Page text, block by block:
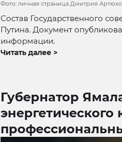
Фото: личная страница Дмитрия
Состав Государственного
Путина. Документ
информации.
Читать далее >
Губернатор
энергетического